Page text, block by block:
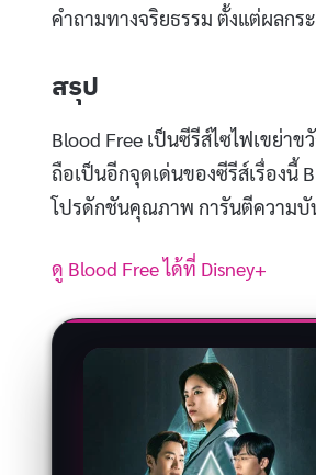
คำถามทางจริยธรรม ตั้งแต่ผลก
สรุป
Blood Free เป็นซีรีส์ไซไฟเขย่า
ถือเป็นอีกจุดเด่นของซีรีส์เรื่องนี้
โปรดักชันคุณภาพ การันตีความบั
ดู Blood Free ได้ที่ Disney+